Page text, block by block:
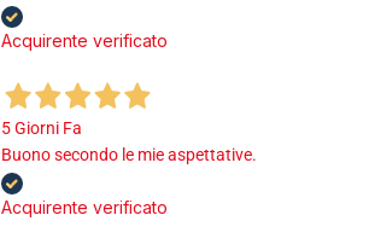
Acquirente verificato
5 Giorni Fa
Buono secondo le mie aspettative.
Acquirente verificato